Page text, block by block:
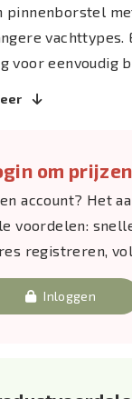
pinnenborstel
vachttypes.
voor eenvoudig
om
account? Het
voordelen:
registreren,
Inloggen